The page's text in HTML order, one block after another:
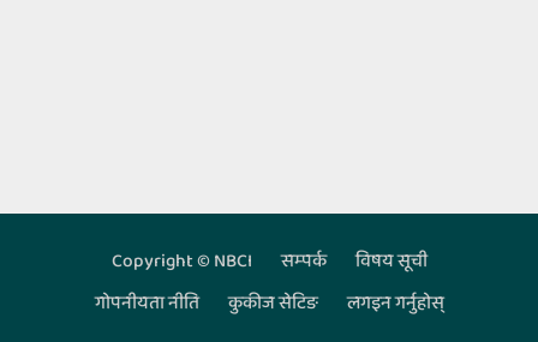
Footer
Copyright © NBCI सम्‍पर्क
विषय सूची
गोपनीयता नीति
कुकीज सेटिङ लगइन गर्नुहोस्‌